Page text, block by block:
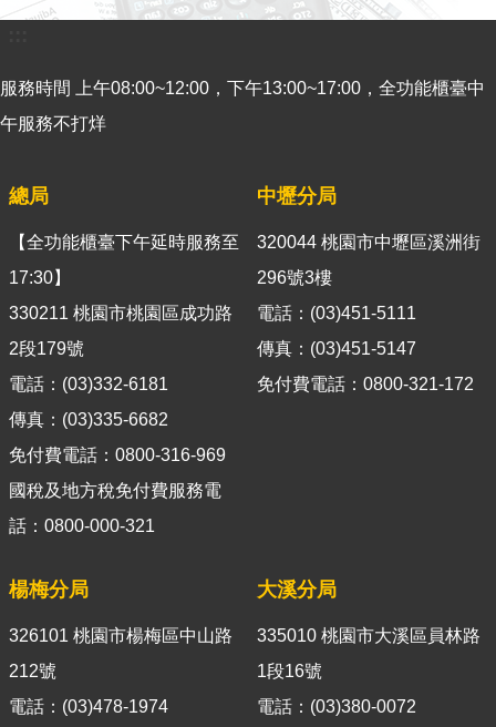
區
分
導
視
客
服
房
屋
稅
更
服
返
回
網
服務時間 上午08:00~12:00，下午13:00~17:00，全功能櫃臺中
午服務不打烊
總局
【全功能櫃臺下午延時服務至
17:30】
330211 桃園市桃園區成功路
2段179號
電話：(03)332-6181
傳真：(03)335-6682
免付費電話：0800-316-969
國稅及地方稅免付費服務電
話：0800-000-321
中壢分局
320044 桃園市中壢區溪洲街
296號3樓
電話：(03)451-5111
傳真：(03)451-5147
免付費電話：0800-321-172
楊梅分局
326101 桃園市楊梅區中山路
212號
電話：(03)478-1974
大溪分局
335010 桃園市大溪區員林路
1段16號
電話：(03)380-0072